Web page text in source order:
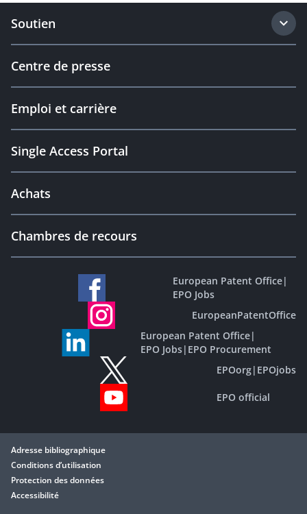
Soutien
Centre de presse
Emploi et carrière
Single Access Portal
Achats
Chambres de recours
European Patent Office|
EPO Jobs
EuropeanPatentOffice
European Patent Office|
EPO Jobs| EPO Procurement
EPOorg| EPOjobs
EPO official
Adresse bibliographique
Conditions d’utilisation
Protection des données
Accessibilité